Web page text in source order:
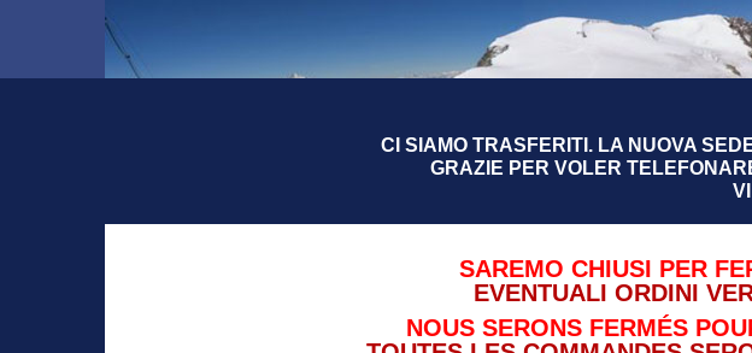
CI SIAMO TRASFERITI. LA NUOVA
GRAZIE PER VOLER
SAREMO CHIUSI PER
EVENTUALI ORDINI
NOUS SERONS FERMÉS